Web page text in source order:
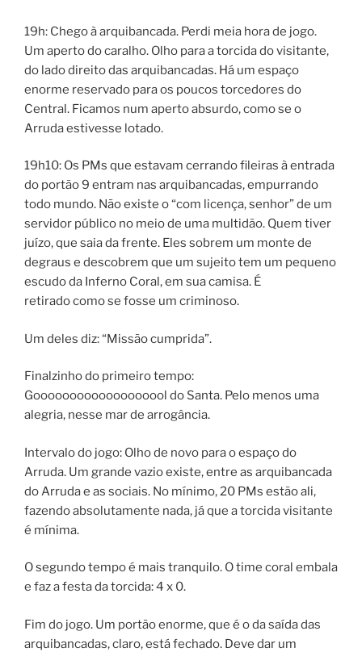
19h: Chego à arquibancada. Perdi meia hora de jogo.
Um aperto do caralho. Olho para a torcida do visitante,
do lado direito das arquibancadas. Há um espaço
enorme reservado para os poucos torcedores do
Central. Ficamos num aperto absurdo, como se o
Arruda estivesse lotado.
19h10: Os PMs que estavam cerrando fileiras à entrada
do portão 9 entram nas arquibancadas, empurrando
todo mundo. Não existe o “com licença, senhor” de um
servidor público no meio de uma multidão. Quem tiver
juízo, que saia da frente. Eles sobrem um monte de
degraus e descobrem que um sujeito tem um pequeno
escudo da Inferno Coral, em sua camisa. É
retirado como se fosse um criminoso.
Um deles diz: “Missão cumprida”.
Finalzinho do primeiro tempo:
Gooooooooooooooooool do Santa. Pelo menos uma
alegria, nesse mar de arrogância.
Intervalo do jogo: Olho de novo para o espaço do
Arruda. Um grande vazio existe, entre as arquibancada
do Arruda e as sociais. No mínimo, 20 PMs estão ali,
fazendo absolutamente nada, já que a torcida visitante
é mínima.
O segundo tempo é mais tranquilo. O time coral embala
e faz a festa da torcida: 4 x 0.
Fim do jogo. Um portão enorme, que é o da saída das
arquibancadas, claro, está fechado. Deve dar um